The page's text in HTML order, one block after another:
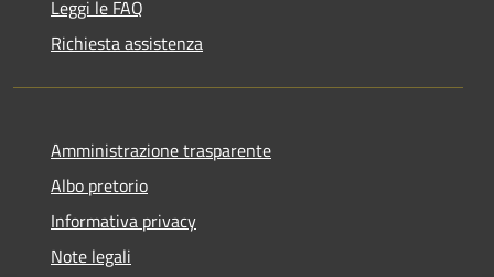
Leggi le FAQ
Richiesta assistenza
Amministrazione trasparente
Albo pretorio
Informativa privacy
Note legali